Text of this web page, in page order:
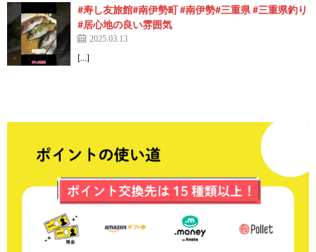
#寿し友旅館#南伊勢町 #南伊勢#三重県 #三重県釣り
#居心地の良い雰囲気
2025.03.13
[…]